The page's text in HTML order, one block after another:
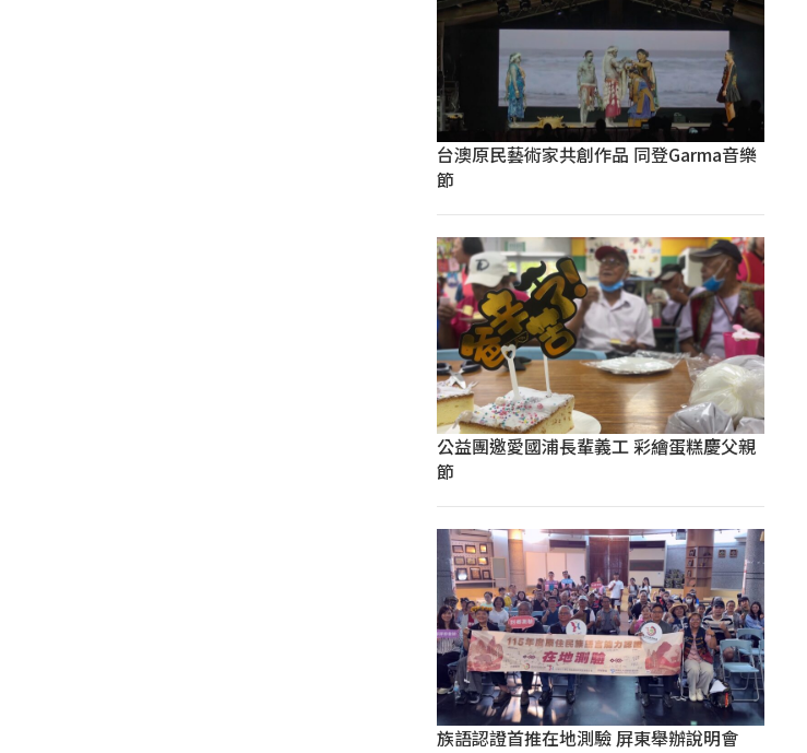
台澳原民藝術家共創作品 同登Garma音樂
節
公益團邀愛國浦長輩義工 彩繪蛋糕慶父親
節
族語認證首推在地測驗 屏東舉辦說明會